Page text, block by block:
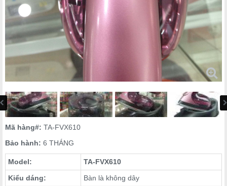
Mã hàng#: TA-FVX610
Bảo hành: 6 THÁNG
Model:
TA-FVX610
Kiểu dáng:
Bàn là không dây